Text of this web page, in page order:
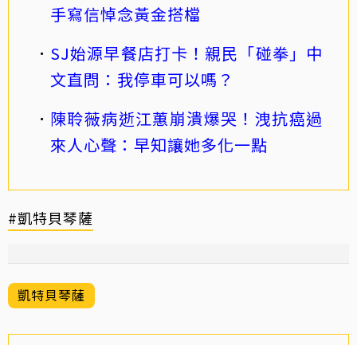
手寫信悼念黃金搭檔
SJ始源早餐店打卡！親民「碰拳」中
文直問：我停車可以嗎？
陳聆薇病逝江蕙崩潰爆哭！洩抗癌過
來人心聲：早知讓她多化一點
#凱特貝琴薩
凱特貝琴薩